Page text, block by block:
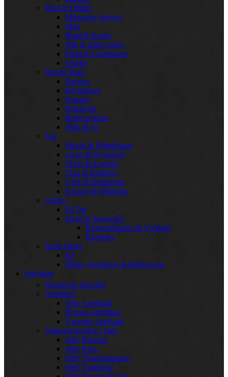
Mad & Drikke
Miniature Service
Mad
Brød & Kager
Slik & Søde Sager
Frugt & Grøntsager
Drikke
Husets Rum
Entréen
Bryggerset
Stuerne
Køkkenet
Badeværelset
Strik & Sy
Fag
Musik & Billedkunst
Læge & Sygepleje
Skole & Legetøj
Ting til Butikker
Café & Restaurant
Kontor & Bibliotek
Udeliv
På Tur
Have & Terasseliv
Haveredskaber & Værktøj
Blomster
Jul & Påske
Jul
Påske, Fastelavn & Halloween
Smykker
Broderede Brocher
Armbånd
Sølv Armbånd
Bronze Armbånd
Vævede Armbånd
Vikingesmykker i Sølv
Sølv Brocher
Sølv Kors
Sølv Thorshammere
Sølv Yggdrasil